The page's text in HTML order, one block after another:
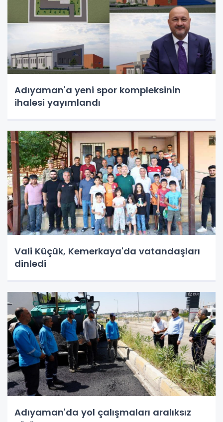
Adıyaman'a yeni spor kompleksinin
ihalesi yayımlandı
Vali Küçük, Kemerkaya'da vatandaşları
dinledi
Adıyaman'da yol çalışmaları aralıksız